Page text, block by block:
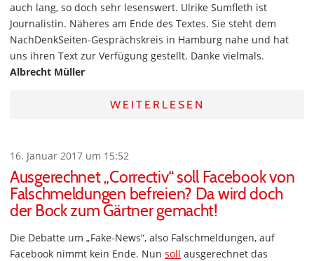
auch lang, so doch sehr lesenswert. Ulrike Sumfleth ist
Journalistin. Näheres am Ende des Textes. Sie steht dem
NachDenkSeiten-Gesprächskreis in Hamburg nahe und hat
uns ihren Text zur Verfügung gestellt. Danke vielmals.
Albrecht Müller
WEITERLESEN
16. Januar 2017 um 15:52
Ausgerechnet „Correctiv“ soll Facebook von
Falschmeldungen befreien? Da wird doch
der Bock zum Gärtner gemacht!
Die Debatte um „Fake-News“, also Falschmeldungen, auf
Facebook nimmt kein Ende. Nun soll ausgerechnet das